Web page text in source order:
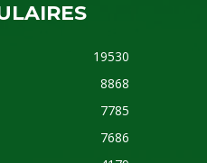
19530
8868
7785
7686